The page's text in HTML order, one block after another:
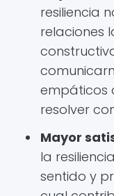
resiliencia
relaciones
empáticos
resolver
Mayor
la
sentido y